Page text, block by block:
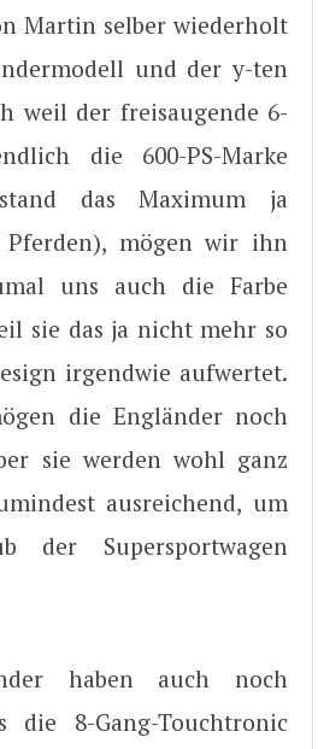
Martin selber wiederholt
und der y-ten
weil der freisaugende 6-
die 600-PS-Marke
das Maximum ja
Pferden), mögen wir ihn
uns auch die Farbe
sie das ja nicht mehr so
irgendwie aufwertet.
die Engländer noch
sie werden wohl ganz
ausreichend, um
der Supersportwagen
haben auch noch
die 8-Gang-Touchtronic